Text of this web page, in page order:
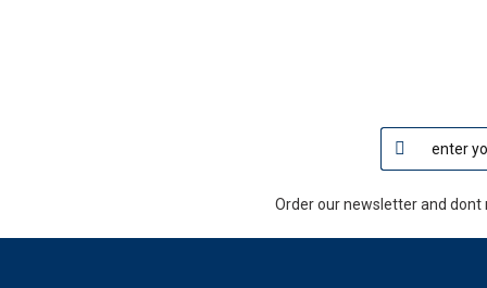
Order our newsletter and dont